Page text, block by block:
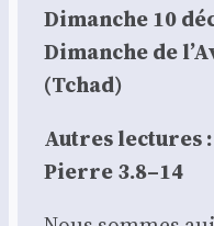
Dimanche 10
Dimanche de
(Tchad)
Autres lec­tures :
Pierre 3.8–14